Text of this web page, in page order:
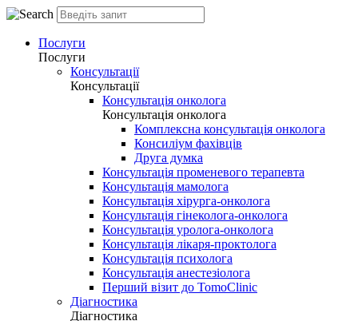
Послуги
Послуги
Консультації
Консультації
Консультація онколога
Консультація онколога
Комплексна консультація онколога
Консиліум фахівців
Друга думка
Консультація променевого терапевта
Консультація мамолога
Консультація хірурга-онколога
Консультація гінеколога-онколога
Консультація уролога-онколога
Консультація лікаря-проктолога
Консультація психолога
Консультація анестезіолога
Перший візит до TomoClinic
Діагностика
Діагностика